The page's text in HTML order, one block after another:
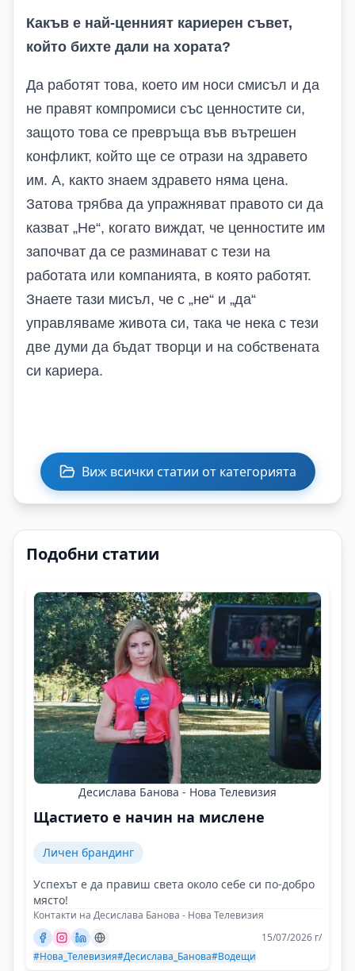
Какъв е най-ценният кариерен съвет,
който бихте дали на хората?
Да работят това, което им носи смисъл и да
не правят компромиси със ценностите си,
защото това се превръща във вътрешен
конфликт, който ще се отрази на здравето
им. А, както знаем здравето няма цена.
Затова трябва да упражняват правото си да
казват „Не“, когато виждат, че ценностите им
започват да се разминават с тези на
работата или компанията, в която работят.
Знаете тази мисъл, че с „не“ и „да“
управляваме живота си, така че нека с тези
две думи да бъдат творци и на собствената
си кариера.
Виж всички статии от категорията
Подобни статии
Десислава Банова - Нова Телевизия
Щастието е начин на мислене
Личен брандинг
Успехът е да правиш света около себе си по-добро
място!
Контакти на Десислава Банова - Нова Телевизия
15/07/2026 г/
#Нова_Телевизия#Десислава_Банова#Водещи